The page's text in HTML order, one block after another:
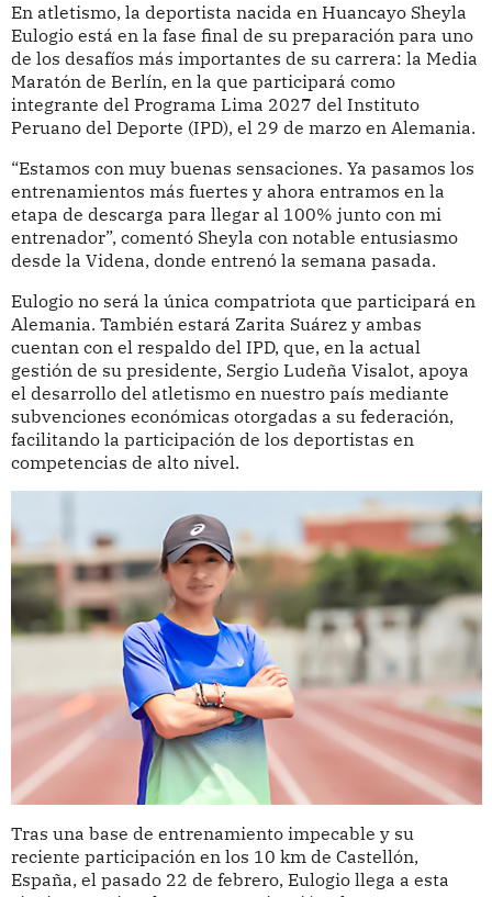
En atletismo, la deportista nacida en Huancayo Sheyla
Eulogio está en la fase final de su preparación para uno
de los desafíos más importantes de su carrera: la Media
Maratón de Berlín, en la que participará como
integrante del Programa Lima 2027 del Instituto
Peruano del Deporte (IPD), el 29 de marzo en Alemania.
“Estamos con muy buenas sensaciones. Ya pasamos los
entrenamientos más fuertes y ahora entramos en la
etapa de descarga para llegar al 100% junto con mi
entrenador”, comentó Sheyla con notable entusiasmo
desde la Videna, donde entrenó la semana pasada.
Eulogio no será la única compatriota que participará en
Alemania. También estará Zarita Suárez y ambas
cuentan con el respaldo del IPD, que, en la actual
gestión de su presidente, Sergio Ludeña Visalot, apoya
el desarrollo del atletismo en nuestro país mediante
subvenciones económicas otorgadas a su federación,
facilitando la participación de los deportistas en
competencias de alto nivel.
Tras una base de entrenamiento impecable y su
reciente participación en los 10 km de Castellón,
España, el pasado 22 de febrero, Eulogio llega a esta